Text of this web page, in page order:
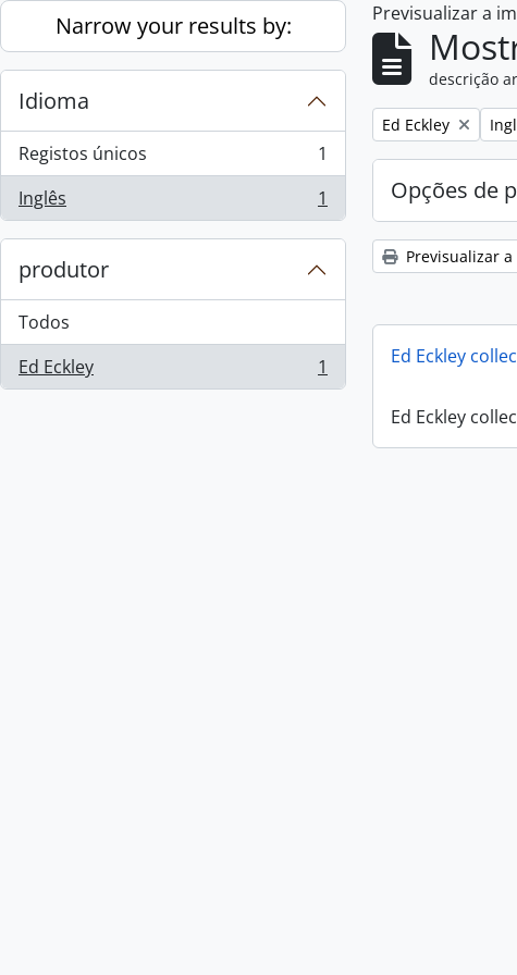
Skip to main content
Narrow your results by:
Idioma
Registos únicos
, 1 resultados
1
Inglês
, 1 resultados 1
produtor
Todos
Ed Eckley
, 1 resultados 1
Previsualizar a
descrição
Remove filter:
Ed Eckley
Opções de
Previsualizar
Ed Eckley
Ed Eckley